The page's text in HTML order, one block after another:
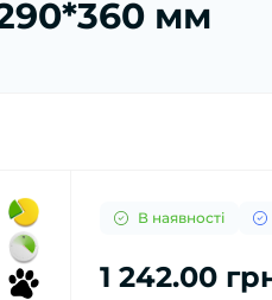
мм
В наявності
1 242.00